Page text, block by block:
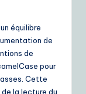
équilibre
de
de
pour
Cette
la lecture du